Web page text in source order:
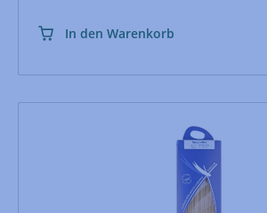
In den Warenkorb